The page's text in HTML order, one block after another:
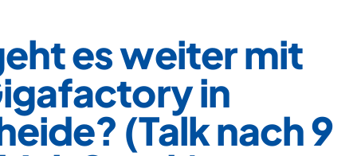
es weiter mit
in
(Talk nach 9